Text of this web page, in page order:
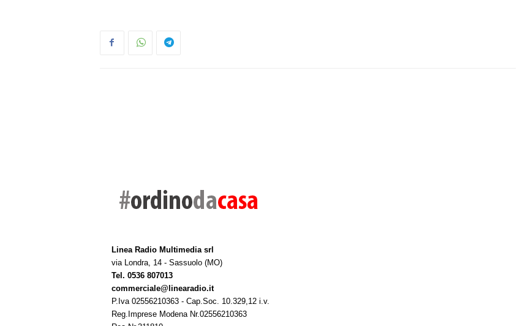
Linea Radio Multimedia srl
via Londra, 14 - Sassuolo (MO)
Tel. 0536 807013
commerciale@linearadio.it
P.Iva 02556210363 - Cap.Soc. 10.329,12 i.v.
Reg.Imprese Modena Nr.02556210363